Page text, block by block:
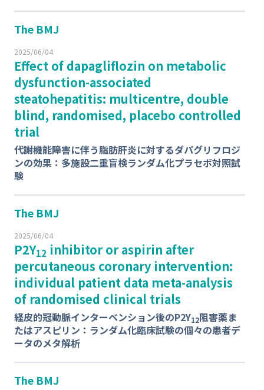
The BMJ
2025/06/04
Effect of dapagliflozin on metabolic
dysfunction-associated
steatohepatitis: multicentre, double
blind, randomised, placebo controlled
trial
代謝機能障害に伴う脂肪肝炎に対するダパグリフロジ
ンの効果：多施設⼆重盲検ランダム化プラセボ対照試
験
The BMJ
2025/06/04
P2Y12 inhibitor or aspirin after
percutaneous coronary intervention:
individual patient data meta-analysis
of randomised clinical trials
経⽪的冠動脈インターベンション後のP2Y12阻害薬ま
たはアスピリン：ランダム化臨床試験の個々の患者デ
ータのメタ解析
The BMJ